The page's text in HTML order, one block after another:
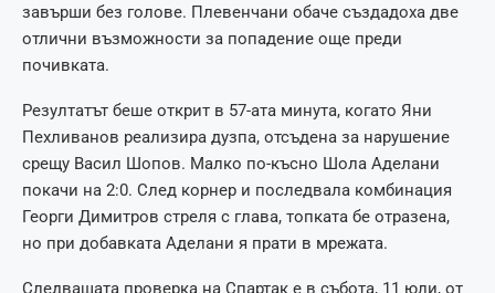
завърши без голове. Плевенчани обаче създадоха две
отлични възможности за попадение още преди
почивката.
Резултатът беше открит в 57-ата минута, когато Яни
Пехливанов реализира дузпа, отсъдена за нарушение
срещу Васил Шопов. Малко по-късно Шола Аделани
покачи на 2:0. След корнер и последвала комбинация
Георги Димитров стреля с глава, топката бе отразена,
но при добавката Аделани я прати в мрежата.